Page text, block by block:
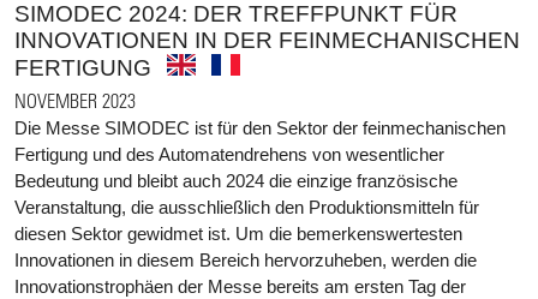
SIMODEC 2024: DER TREFFPUNKT FÜR
INNOVATIONEN IN DER FEINMECHANISCHEN
FERTIGUNG
NOVEMBER 2023
Die Messe SIMODEC ist für den Sektor der feinmechanischen
Fertigung und des Automatendrehens von wesentlicher
Bedeutung und bleibt auch 2024 die einzige französische
Veranstaltung, die ausschließlich den Produktionsmitteln für
diesen Sektor gewidmet ist. Um die bemerkenswertesten
Innovationen in diesem Bereich hervorzuheben, werden die
Innovationstrophäen der Messe bereits am ersten Tag der